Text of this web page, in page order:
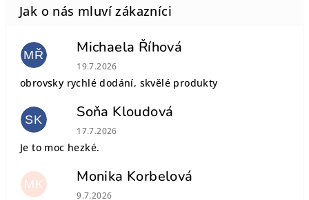
MŘ Michaela Říhová
Hodnocení obchodu je 5 z 5 hvězdiček.
19.7.2026
obrovsky rychlé dodání, skvělé produkty
SK Soňa Kloudová
Hodnocení obchodu je 5 z 5 hvězdiček.
17.7.2026
Je to moc hezké.
MK Monika Korbelová
Hodnocení obchodu je 5 z 5 hvězdiček.
9.7.2026